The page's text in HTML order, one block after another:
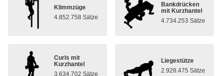
Klimmzüge
4.852.758 Sätze
Bankdrücken
mit Kurzhantel
4.734.253 Sätze
Curls mit
Kurzhantel
3.634.702 Sätze
Liegestütze
2.928.475 Sätze